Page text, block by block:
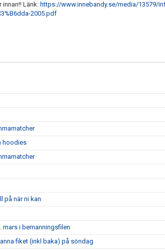
innan!! Länk: https://www.innebandy.se/media/13579/
2005.pdf
hoodies
på när ni kan
mars i bemanningsfilen
fiket (inkl baka) på söndag